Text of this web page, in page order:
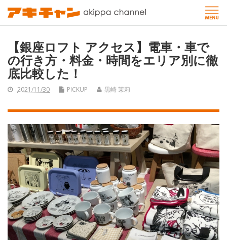
【銀座ロフト アクセス】電車・車で
の行き方・料金・時間をエリア別に徹
底比較した！
2021/11/30 PICKUP 黒崎 茉莉